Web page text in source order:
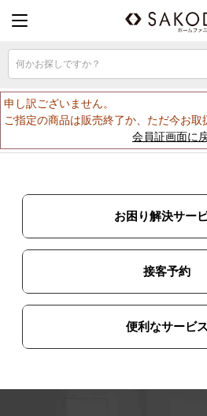
何かお探しですか？
申し訳ございません。
ご指定の商品は販売終了か、ただ今お取
会員証画面に
お困り解決サー
接客予約
便利なサービス